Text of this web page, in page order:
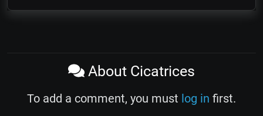
About Cicatrices
To add a comment, you must log in first.